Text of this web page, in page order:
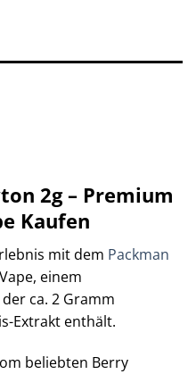
2g – Premium
Kaufen
mit dem Packman
einem
ca. 2 Gramm
Extrakt enthält.
beliebten Berry